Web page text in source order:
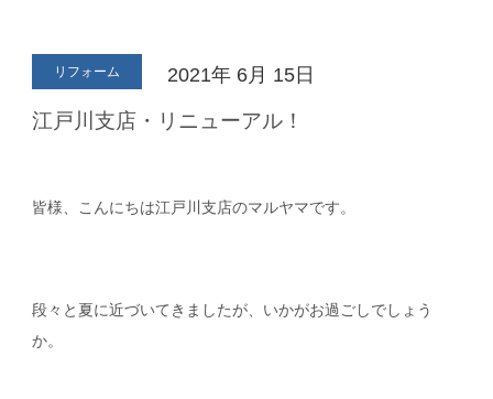
2021年 6月 15日
リフォーム
江戸川支店・リニューアル！
皆様、こんにちは江戸川支店のマルヤマです。
段々と夏に近づいてきましたが、いかがお過ごしでしょう
か。